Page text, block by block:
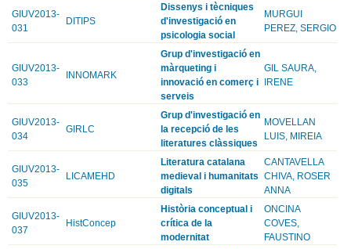
GIUV2013-
031
DITIPS
Dissenys i tècniques
d'investigació en
psicologia social
MURGUI
PEREZ, SERGIO
GIUV2013-
033
INNOMARK
Grup d'investigació en
màrqueting i
innovació en comerç i
serveis
GIL SAURA,
IRENE
GIUV2013-
034
GIRLC
Grup d'investigació en
la recepció de les
literatures clàssiques
MOVELLAN
LUIS, MIREIA
GIUV2013-
035
LICAMEHD
Literatura catalana
medieval i humanitats
digitals
CANTAVELLA
CHIVA, ROSER
ANNA
GIUV2013-
037
HistConcep
Història conceptual i
crítica de la
modernitat
ONCINA
COVES,
FAUSTINO